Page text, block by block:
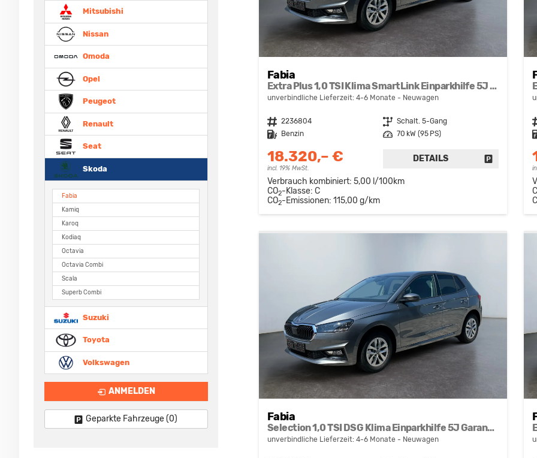
Fabia
Extra Plus 1,0 TSI Klima SmartLink Einparkhilfe 5J Garantie LED Alu Felgen Kamera Sitzheizung Bluetooth
unverbindliche Lieferzeit: 4-6 Monate Neuwagen
Fahrzeugnr. 2236804 Getriebe Schalt. 5-Gang
Kraftstoff
Benzin Leistung 70 kW (95 PS)
18.320,– €
incl. 19% MwSt.
DETAILS FAHRZEUG
Verbrauch kombiniert: 5,00 l/100km
CO2-Klasse: C
CO2-Emissionen: 115,00 g/km
Fabia
Selection 1,0 TSI DSG Klima Einparkhilfe 5J Garantie LED Apple Carplay Bluetooth
unverbindliche Lieferzeit: 4-6 Monate Neuwagen
Mitsubishi
Nissan
Omoda
Opel
Peugeot
Renault
Seat
Skoda
Fabia
Kamiq
Karoq
Kodiaq
Octavia
Octavia Combi
Scala
Superb Combi
Suzuki
Toyota
Volkswagen
ANMELDEN
Geparkte Fahrzeuge (0)